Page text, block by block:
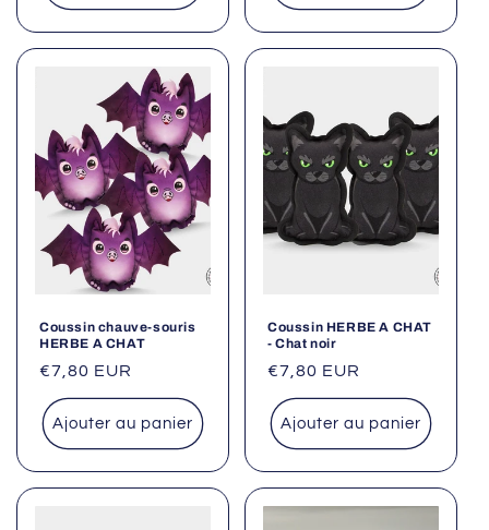
Coussin chauve-souris
HERBE A CHAT
Prix
habituel
€7,80 EUR
Ajouter au panier
Coussin HERBE A CHAT
- Chat noir
Prix
habituel
€7,80 EUR
Ajouter au panier